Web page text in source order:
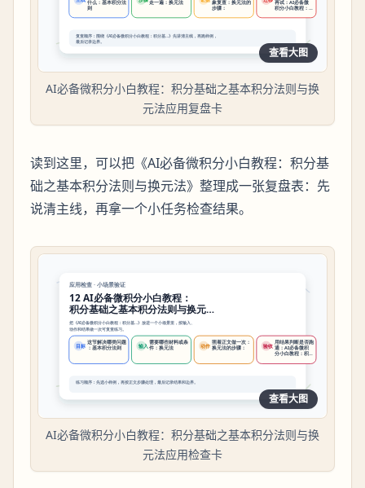
查看大图
AI必备微积分小白教程：积分基础之基本积分法则与换
元法应用复盘卡
读到这里，可以把《AI必备微积分小白教程：积分基
础之基本积分法则与换元法》整理成一张复盘表：先
说清主线，再拿一个小任务检查结果。
查看大图
AI必备微积分小白教程：积分基础之基本积分法则与换
元法应用检查卡